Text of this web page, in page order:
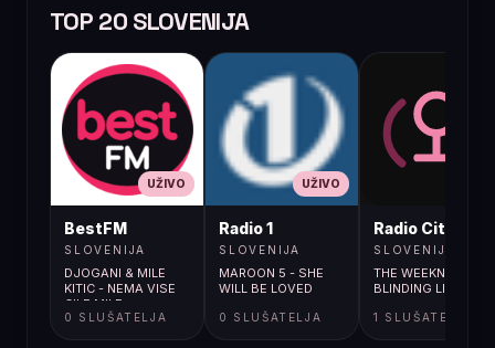
TOP 20 SLOVENIJA
UŽIVO
BestFM
SLOVENIJA
DJOGANI & MILE
KITIC - NEMA VISE
CILE MILE
0 SLUŠATELJA
UŽIVO
Radio 1
SLOVENIJA
MAROON 5 - SHE
WILL BE LOVED
0 SLUŠATELJA
Radio City
SLOVENIJA
THE WEEKND /
BLINDING LIGHTS
1 SLUŠATELJA